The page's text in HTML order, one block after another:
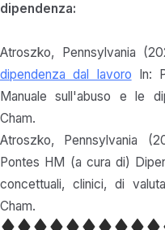
dipendenza:
Atroszko, Pennsylvania
dipendenza dal lavoro In:
Manuale sull'abuso e le
Cham.
Atroszko, Pennsylvania
Pontes HM (a cura di)
concettuali, clinici, di
Cham.